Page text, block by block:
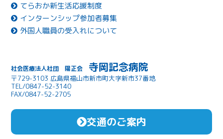
てらおか新生活応援制度
インターンシップ参加者募集
外国人職員の受入れについて
社会医療法人社団 陽正会 寺岡記念病院
〒729-3103 広島県福山市新市町大字新市37番地
TEL/0847-52-3140
FAX/0847-52-2705
交通のご案内